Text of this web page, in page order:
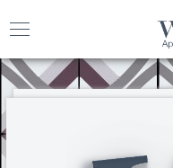
Toggle